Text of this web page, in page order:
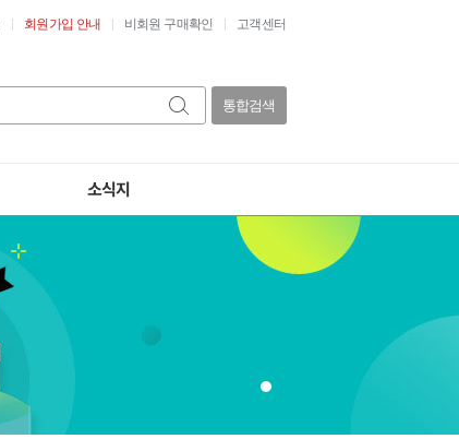
회원가입 안내 비회원 구매확인 고객센터
통합검색
소식지